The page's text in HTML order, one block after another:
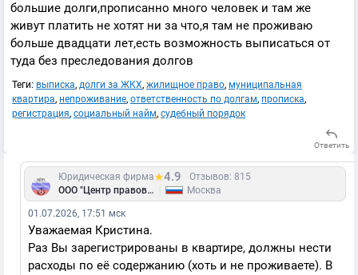
большие долги,прописанно много человек и там же
живут платить не хотят ни за что,я там не проживаю
больше двадцати лет,есть возможность выписаться от
туда без преследования долгов
Теги: выписка, долги за ЖКХ, жилищное право, муниципальная
квартира, непроживание, ответственность по долгам, прописка,
регистрация, социальный найм, судебный порядок
Ответить
Юридическая фирма 4.9
Отзывов: 815
ООО "Центр правовой поддержки "ПРАВОВЕСТНИК"
Москва
01.07.2026, 17:51 мск
Уважаемая Кристина.
Раз Вы зарегистрированы в квартире, должны нести
расходы по её содержанию (хоть и не проживаете). В